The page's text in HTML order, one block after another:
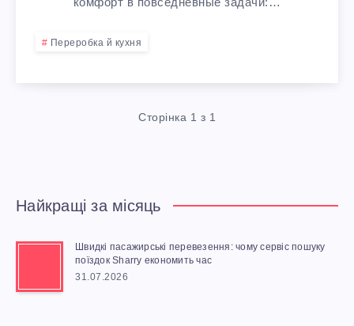
Б
Р
Ь
Н
Переробка й кухня
Сторінка 1 з 1
Найкращі за місяць
Швидкі пасажирські перевезення: чому сервіс пошуку
поїздок Sharry економить час
31.07.2026